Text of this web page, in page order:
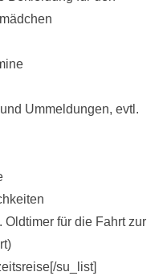
Ummeldungen, evtl.
Oldtimer für die Fahrt zur
su_list]